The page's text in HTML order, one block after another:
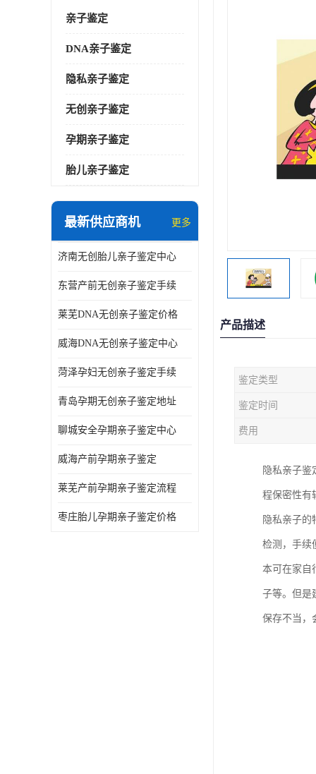
亲子鉴定
DNA亲子鉴定
隐私亲子鉴定
无创亲子鉴定
孕期亲子鉴定
胎儿亲子鉴定
最新供应商机 更多
济南无创胎儿亲子鉴定中心
东营产前无创亲子鉴定手续
莱芜DNA无创亲子鉴定价格
威海DNA无创亲子鉴定中心
菏泽孕妇无创亲子鉴定手续
青岛孕期无创亲子鉴定地址
聊城安全孕期亲子鉴定中心
威海产前孕期亲子鉴定
莱芜产前孕期亲子鉴定流程
枣庄胎儿孕期亲子鉴定价格
产品描述
鉴定类型
鉴定时间
费用
隐私亲子鉴
程保密性有
隐私亲子的
检测，手续
本可在家自
子等。但是
保存不当，